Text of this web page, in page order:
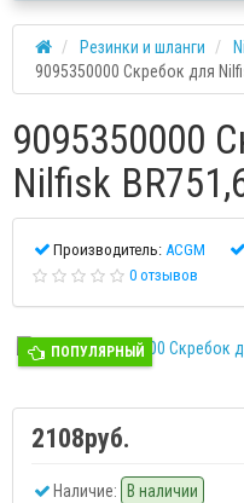
Резинки и шланги
9095350000 Скребок для
9095350000
Nilfisk
Производитель: ACGM
0 отзывов
ПОПУЛЯРНЫЙ
2108руб.
Наличие: В наличии